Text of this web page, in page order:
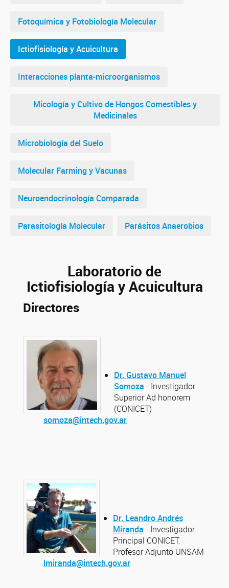
Fotoquímica y Fotobiología Molecular
Ictiofisiología y Acuicultura
Interacciones planta-microorganismos
Micología y Cultivo de Hongos Comestibles y
Medicinales
Microbiología del Suelo
Molecular Farming y Vacunas
Neuroendocrinología Comparada
Parasitología Molecular Parásitos Anaerobios
Laboratorio de
Ictiofisiología y Acuicultura
Directores
Dr. Gustavo Manuel
Somoza - Investigador
Superior Ad honorem
(CONICET)
somoza@intech.gov.ar
Dr. Leandro Andrés
Miranda - Investigador
Principal CONICET.
Profesor Adjunto UNSAM
lmiranda@intech.gov.ar